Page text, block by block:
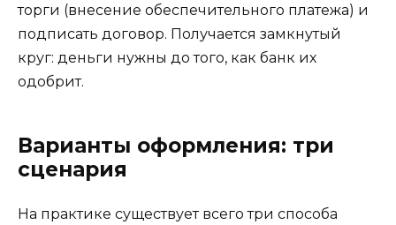
торги (внесение обеспечительного платежа) и
подписать договор. Получается замкнутый
круг: деньги нужны до того, как банк их
одобрит.
Варианты оформления: три
сценария
На практике существует всего три способа